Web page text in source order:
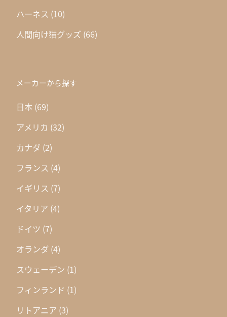
ハーネス (10)
人間向け猫グッズ (66)
メーカーから探す
日本 (69)
アメリカ (32)
カナダ (2)
フランス (4)
イギリス (7)
イタリア (4)
ドイツ (7)
オランダ (4)
スウェーデン (1)
フィンランド (1)
リトアニア (3)